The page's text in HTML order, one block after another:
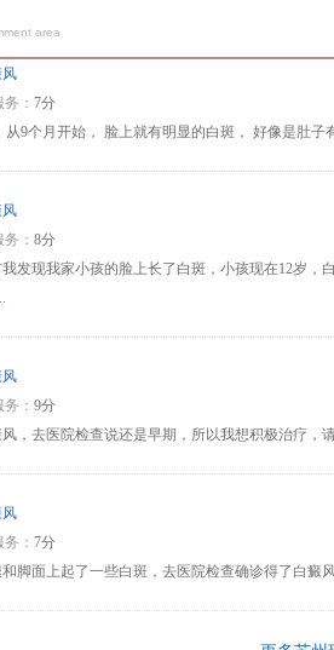
area
风
务： 7分
从9个月开始， 脸上就有明显的白斑， 好像是肚
风
务： 8分
发现我家小孩的脸上长了白斑，小孩现在12岁
风
务： 9分
，去医院检查说还是早期，所以我想积极治疗，
风
务： 7分
脚面上起了一些白斑，去医院检查确诊得了白